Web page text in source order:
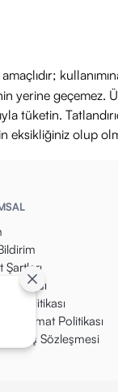
yerine geçemez.
tüketin.
olup
Şartları
Politikası
Politikası
& Teslimat Politikası
Satış Sözleşmesi